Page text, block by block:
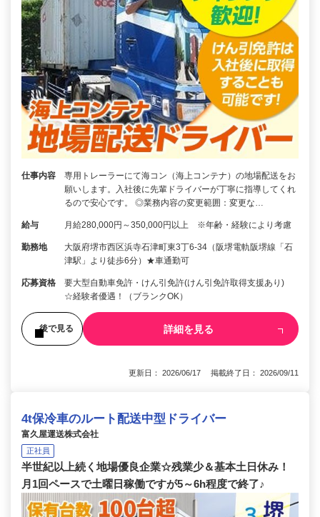
仕事内容
専用トレーラーにて海コン（海上コンテナ）の地場配送をお
願いします。入社後に先輩ドライバーが丁寧に指導してくれ
るので安心です。 ◎業務内容の変更範囲：変更な…
給与 月給280,000円～350,000円以上 ※年齢・経験により考慮
勤務地
大阪府堺市西区浜寺石津町東3丁6-34（阪堺電軌阪堺線「石
津駅」より徒歩6分）★車通勤可
応募資格
要大型自動車免許・けん引免許(けん引免許取得支援あり)
☆経験者優遇！（ブランクOK）
後で見る 詳細を見る
更新日： 2026/06/17 掲載終了日： 2026/09/11
4t保冷車のルート配送中型ドライバー
富久屋運送株式会社
正社員
半世紀以上続く地場優良企業☆残業少＆基本土日休み！
月1回ペースで土曜日稼働ですが5～6h程度で終了♪